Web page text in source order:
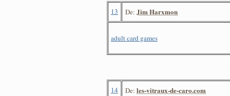
13 De: Jim Harxmon
adult card games
14 De: les-vitraux-de-caro.com